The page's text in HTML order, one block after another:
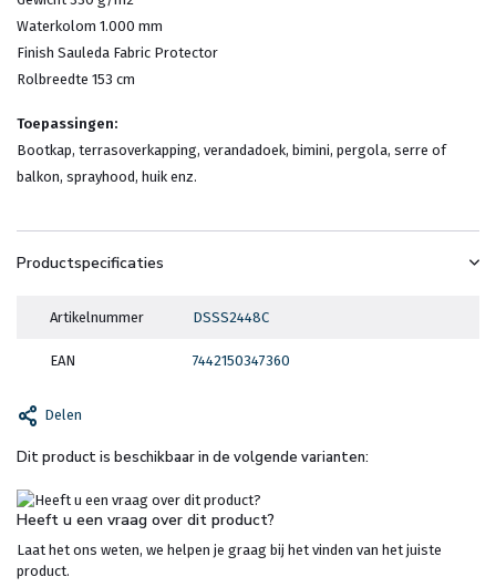
Waterkolom 1.000 mm
Finish Sauleda Fabric Protector
Rolbreedte 153 cm
Toepassingen:
Bootkap, terrasoverkapping, verandadoek, bimini, pergola, serre of
balkon, sprayhood, huik enz.
Productspecificaties
Artikelnummer DSSS2448C
EAN 7442150347360
Delen
Dit product is beschikbaar in de volgende varianten:
Heeft u een vraag over dit product?
Laat het ons weten, we helpen je graag bij het vinden van het juiste
product.